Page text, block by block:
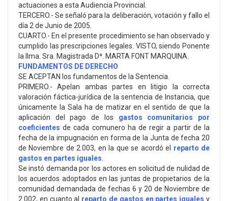
actuaciones a esta Audiencia Provincial.
TERCERO.- Se señaló para la deliberación, votación y fallo el
día 2 de Junio de 2005.
CUARTO.- En el presente procedimiento se han observado y
cumplido las prescripciones legales. VISTO, siendo Ponente
la Ilma. Sra. Magistrada Dª. MARTA FONT MARQUINA.
FUNDAMENTOS DE DERECHO
SE ACEPTAN los fundamentos de la Sentencia.
PRIMERO.- Apelan ambas partes en litigio la correcta
valoración fáctica-jurídica de la sentencia de Instancia, que
únicamente la Sala ha de matizar en el sentido de que la
aplicación del pago de los gastos comunitarios por
coeficientes de cada comunero ha de regir a partir de la
fecha de la impugnación en forma de la Junta de fecha 20
de Noviembre de 2.003, en la que se acordó el reparto de
gastos en partes iguales
Se instó demanda por los actores en solicitud de nulidad de
los acuerdos adoptados en las juntas de propietarios de la
comunidad demandada de fechas 6 y 20 de Noviembre de
2.002, en cuanto al reparto de gastos en partes iguales y